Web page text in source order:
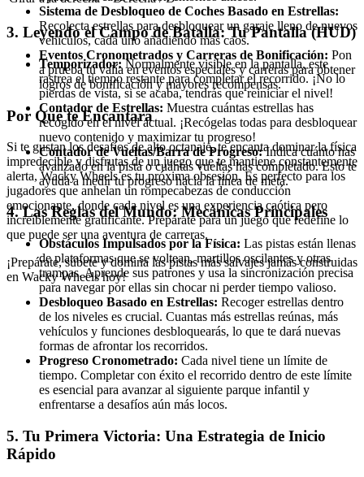
Sistema de Desbloqueo de Coches Basado en Estrellas:
Recolecta estrellas para desbloquear un garaje lleno de nuevos
vehículos, cada uno añadiendo más caos.
Eventos Cronometrados y Carreras de Bonificación: Pon
a prueba tu valía en eventos especiales y carreras para obtener
logros de bonificación y mayores recompensas.
Por Qué te Encantará
Si te gustan los desafíos de alto octanaje, te encanta dominar la física
impredecible y disfrutas de un juego que te mantiene constantemente
alerta, Wacky Wheels es tu próxima obsesión. Es perfecto para los
jugadores que anhelan un rompecabezas de conducción
emocionante, donde cada nivel es una experiencia caótica pero
increíblemente gratificante. Prepárate para un juego que redefine lo
que puede ser una aventura de carreras.
¡Prepárate, súbete y domina las pistas más salvajes jamás construidas
en Wacky Wheels hoy!
3. Leyendo el Campo de Batalla: Tu Pantalla (HUD)
Temporizador:Normalmente visible en la pantalla, este
rastrea el tiempo restante para completar el recorrido. ¡No lo
pierdas de vista, si se acaba, tendrás que reiniciar el nivel!
Contador de Estrellas: Muestra cuántas estrellas has
recogido en el nivel actual. ¡Recógelas todas para desbloquear
nuevo contenido y maximizar tu progreso!
Contador de Vueltas/Barra de Progreso:Indica cuánto has
avanzado en la pista o cuántas vueltas has completado. Esto te
ayuda a medir tu progreso hacia la línea de meta.
4. Las Reglas del Mundo: Mecánicas Principales
Obstáculos Impulsados por la Física: Las pistas están llenas
de plataformas que se voltean, martillos oscilantes y otras
trampas. Aprende sus patrones y usa la sincronización precisa
para navegar por ellas sin chocar ni perder tiempo valioso.
Desbloqueo Basado en Estrellas: Recoger estrellas dentro
de los niveles es crucial. Cuantas más estrellas reúnas, más
vehículos y funciones desbloquearás, lo que te dará nuevas
formas de afrontar los recorridos.
Progreso Cronometrado: Cada nivel tiene un límite de
tiempo. Completar con éxito el recorrido dentro de este límite
es esencial para avanzar al siguiente parque infantil y
enfrentarse a desafíos aún más locos.
5. Tu Primera Victoria: Una Estrategia de Inicio
Rápido